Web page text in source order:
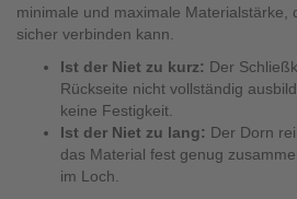
minimale und maximale Materialstärke,
sicher verbinden kann.
Ist der Niet zu kurz: Der
Rückseite nicht vollständig
keine Festigkeit.
Ist der Niet zu lang: Der Dorn
das Material fest genug
im Loch.